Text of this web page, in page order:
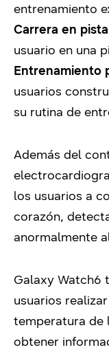
entrenamiento
Carrera en pista
usuario en una
Entrenamiento
usuarios
su rutina de
Además del
los usuarios a
corazón,
anormalmente
Galaxy Watch6
usuarios
temperatura de
obtener